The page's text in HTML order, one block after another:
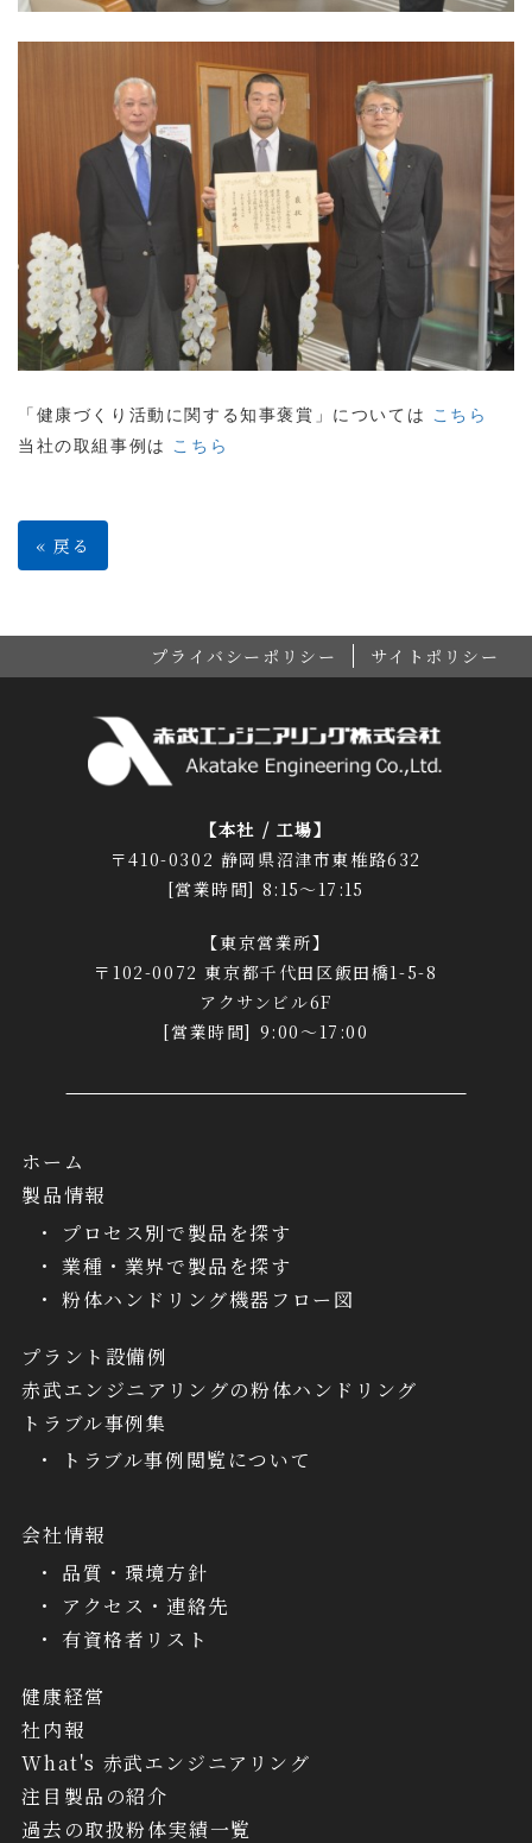
「健康づくり活動に関する知事褒賞」については
こちら
当社の取組事例は こちら
«戻る
プライバシーポリシー サイトポリシー
【本社 / 工場】
〒410-0302 静岡県沼津市東椎路632
[営業時間] 8:15～17:15
【東京営業所】
〒102-0072 東京都千代田区飯田橋1-5-8
アクサンビル6F
[営業時間] 9:00～17:00
ホーム
製品情報
プロセス別で製品を探す
業種・業界で製品を探す
粉体ハンドリング機器フロー図
プラント設備例
赤武エンジニアリングの粉体ハンドリング
トラブル事例集
トラブル事例閲覧について
会社情報
品質・環境方針
アクセス・連絡先
有資格者リスト
健康経営
社内報
What's 赤武エンジニアリング
注目製品の紹介
過去の取扱粉体実績一覧